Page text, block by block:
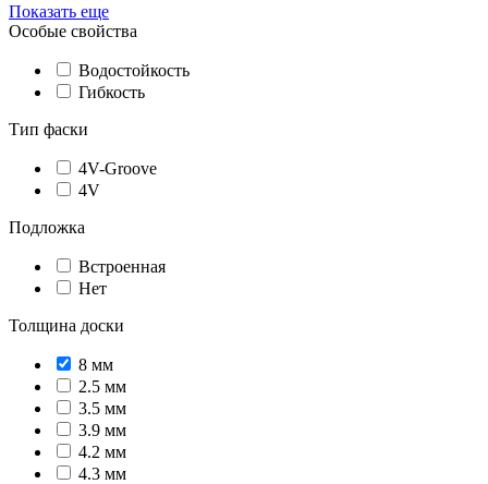
Показать еще
Особые свойства
Водостойкость
Гибкость
Тип фаски
4V-Groove
4V
Подложка
Встроенная
Нет
Толщина доски
8 мм
2.5 мм
3.5 мм
3.9 мм
4.2 мм
4.3 мм